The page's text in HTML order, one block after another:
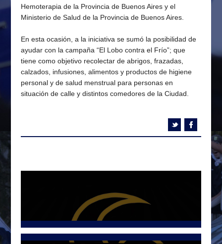
Hemoterapia de la Provincia de Buenos Aires y el
Ministerio de Salud de la Provincia de Buenos Aires.
En esta ocasión, a la iniciativa se sumó la posibilidad de
ayudar con la campaña “El Lobo contra el Frío”; que
tiene como objetivo recolectar de abrigos, frazadas,
calzados, infusiones, alimentos y productos de higiene
personal y de salud menstrual para personas en
situación de calle y distintos comedores de la Ciudad.